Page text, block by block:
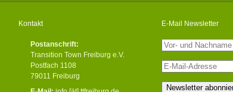
Kontakt
Postanschrift:
Transition Town Freiburg e.V.
Postfach 1108
79011 Freiburg
E-Mail Newsletter